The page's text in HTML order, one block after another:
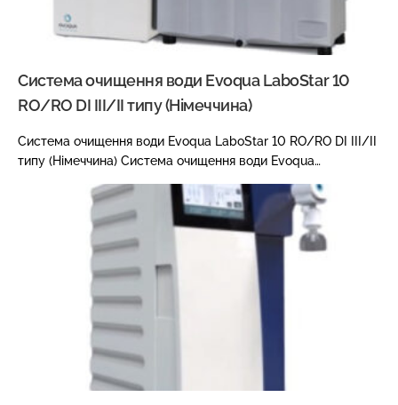
Система очищення води Evoqua LaboStar 10
RO/RO DI III/II типу (Німеччина)
Система очищення води Evoqua LaboStar 10 RO/RO DI III/II
типу (Німеччина) Система очищення води Evoqua…